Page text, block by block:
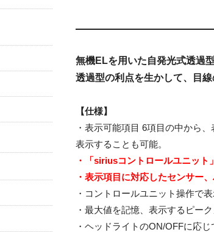
無機ELを用いた自発光式透過
透過型の利点を生かして、目
【仕様】
・表示可能項目 6項目の中から
表示することも可能。
・「siriusコントロールユニット
・表示項目に対応したセンサー
・コントロールユニット操作で
・最大値を記憶、表示するピー
・ヘッドライトのON/OFFに応